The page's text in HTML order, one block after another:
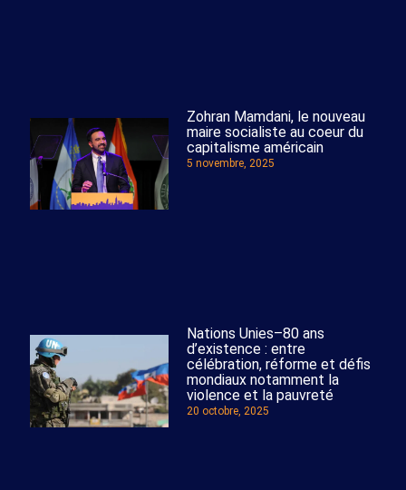
Zohran Mamdani, le nouveau
maire socialiste au coeur du
capitalisme américain
5 novembre, 2025
Nations Unies–80 ans
d’existence : entre
célébration, réforme et défis
mondiaux notamment la
violence et la pauvreté
20 octobre, 2025